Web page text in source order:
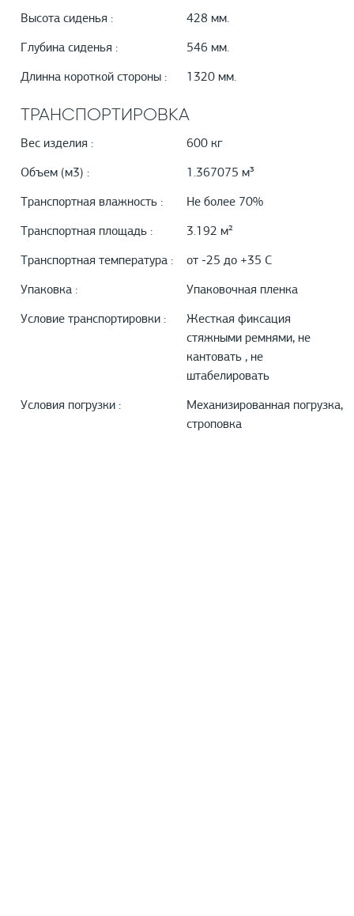
Высота сиденья : 428 мм.
Глубина сиденья : 546 мм.
Длинна короткой стороны : 1320 мм.
ТРАНСПОРТИРОВКА
Вес изделия : 600 кг
Объем (м3) : 1.367075 м³
Транспортная влажность : Не более 70%
Транспортная площадь : 3.192 м²
Транспортная температура : от -25 до +35 С
Упаковка : Упаковочная пленка
Условие транспортировки :
Жесткая фиксация
стяжными ремнями, не
кантовать , не
штабелировать
Условия погрузки :
Механизированная погрузка,
строповка